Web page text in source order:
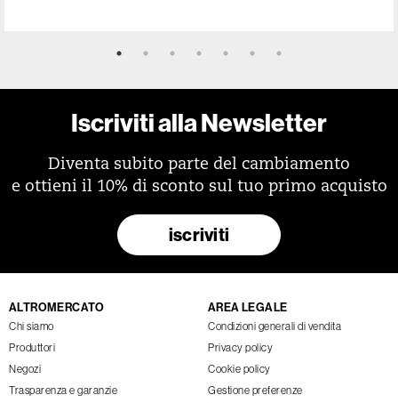
Iscriviti alla Newsletter
Diventa subito parte del cambiamento
e ottieni il 10% di sconto sul tuo primo acquisto
iscriviti
ALTROMERCATO
Chi siamo
Produttori
Negozi
Trasparenza e garanzie
AREA LEGALE
Condizioni generali di vendita
Privacy policy
Cookie policy
Gestione preferenze